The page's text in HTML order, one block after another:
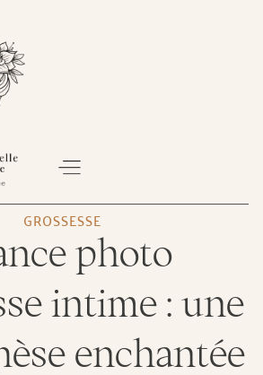
GROSSESSE
photo
intime : une
enchantée